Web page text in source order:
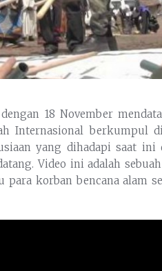
18 November
Internasional berkumpul
yang dihadapi saat
Video ini adalah
para korban bencana alam